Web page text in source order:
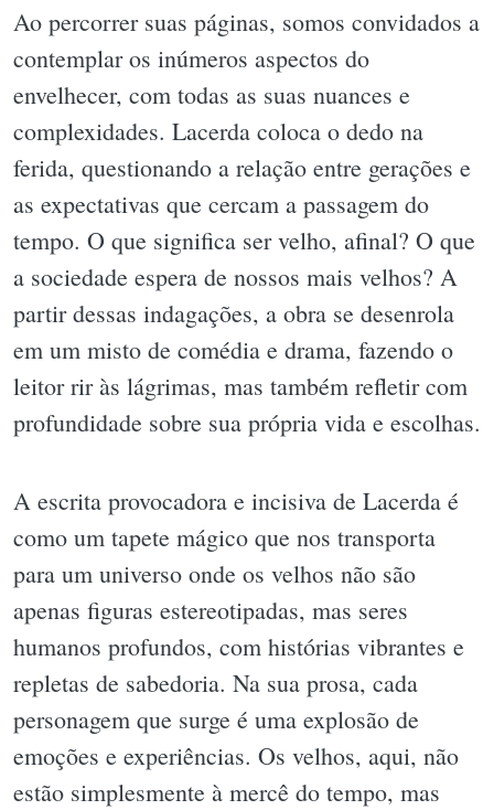
Ao percorrer suas páginas, somos convidados a
contemplar os inúmeros aspectos do
envelhecer, com todas as suas nuances e
complexidades. Lacerda coloca o dedo na
ferida, questionando a relação entre gerações e
as expectativas que cercam a passagem do
tempo. O que significa ser velho, afinal? O que
a sociedade espera de nossos mais velhos? A
partir dessas indagações, a obra se desenrola
em um misto de comédia e drama, fazendo o
leitor rir às lágrimas, mas também refletir com
profundidade sobre sua própria vida e escolhas.
A escrita provocadora e incisiva de Lacerda é
como um tapete mágico que nos transporta
para um universo onde os velhos não são
apenas figuras estereotipadas, mas seres
humanos profundos, com histórias vibrantes e
repletas de sabedoria. Na sua prosa, cada
personagem que surge é uma explosão de
emoções e experiências. Os velhos, aqui, não
estão simplesmente à mercê do tempo, mas